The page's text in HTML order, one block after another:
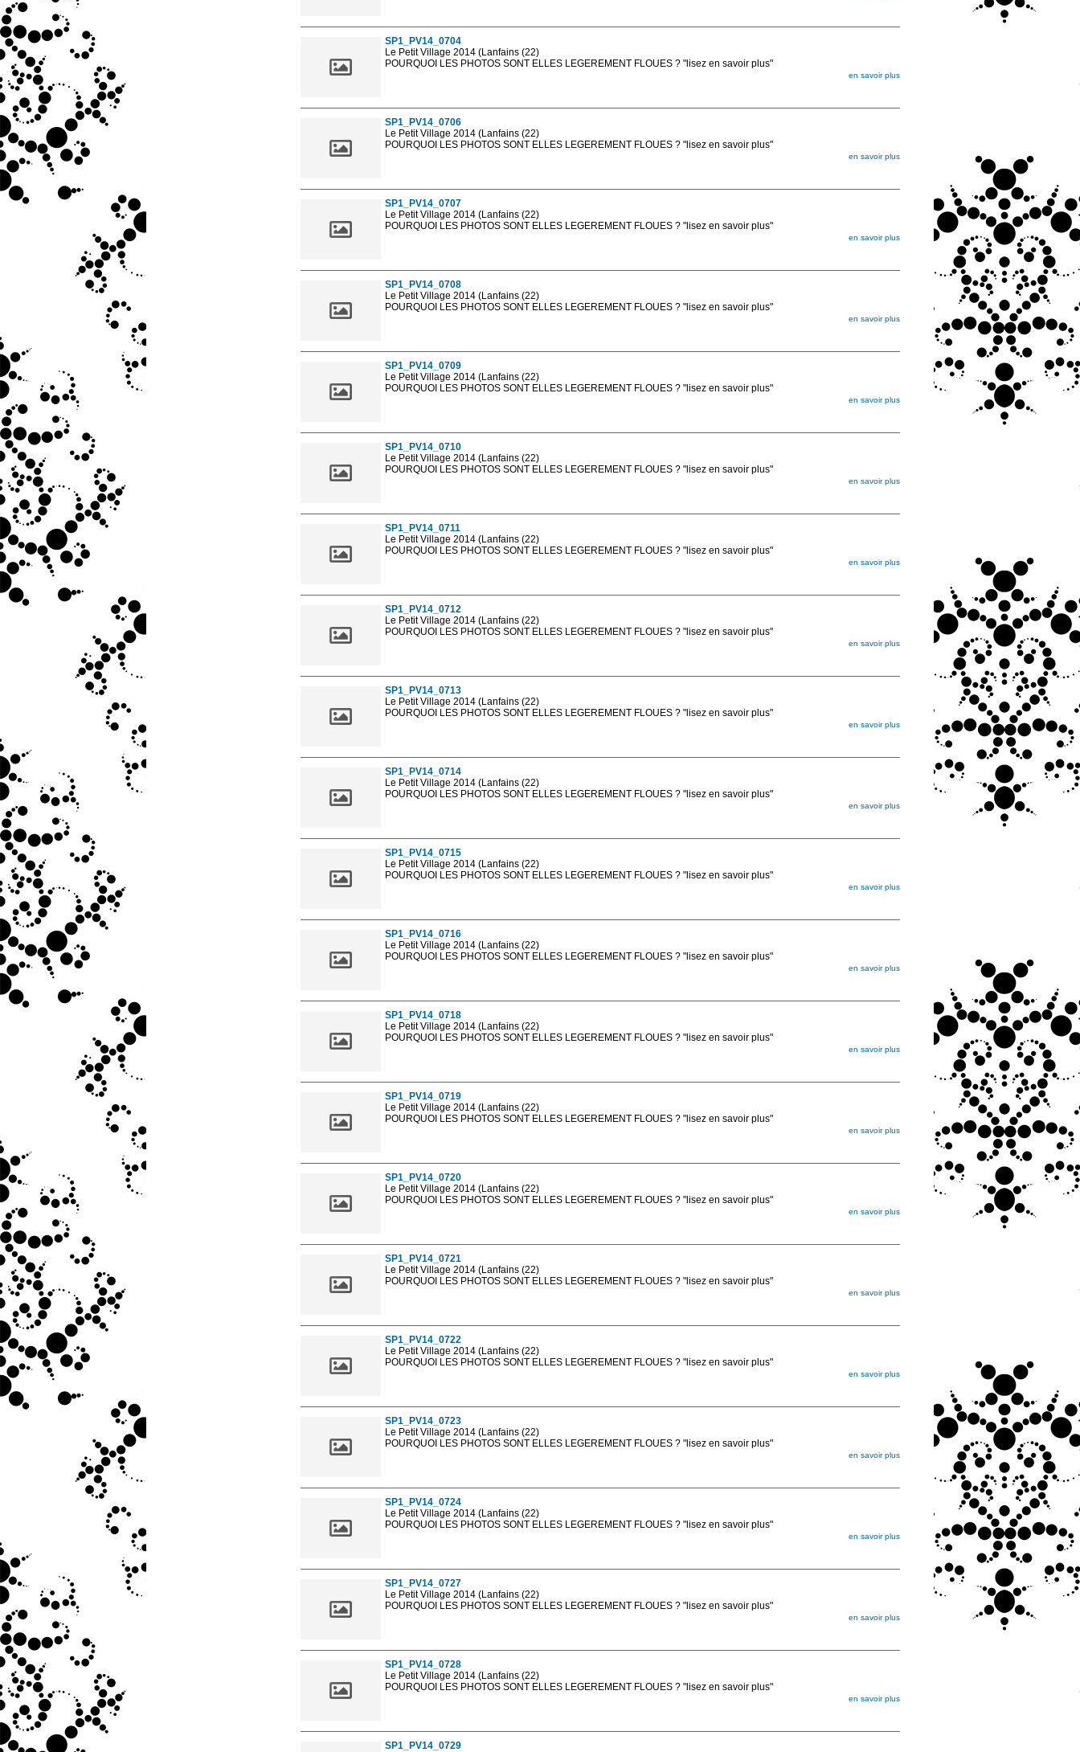
SP1_PV14_0704
Le Petit Village 2014 (Lanfains (22)
POURQUOI LES PHOTOS SONT ELLES LEGEREMENT FLOUES ? "lisez en savoir plus"
en savoir plus
SP1_PV14_0706
Le Petit Village 2014 (Lanfains (22)
POURQUOI LES PHOTOS SONT ELLES LEGEREMENT FLOUES ? "lisez en savoir plus"
en savoir plus
SP1_PV14_0707
Le Petit Village 2014 (Lanfains (22)
POURQUOI LES PHOTOS SONT ELLES LEGEREMENT FLOUES ? "lisez en savoir plus"
en savoir plus
SP1_PV14_0708
Le Petit Village 2014 (Lanfains (22)
POURQUOI LES PHOTOS SONT ELLES LEGEREMENT FLOUES ? "lisez en savoir plus"
en savoir plus
SP1_PV14_0709
Le Petit Village 2014 (Lanfains (22)
POURQUOI LES PHOTOS SONT ELLES LEGEREMENT FLOUES ? "lisez en savoir plus"
en savoir plus
SP1_PV14_0710
Le Petit Village 2014 (Lanfains (22)
POURQUOI LES PHOTOS SONT ELLES LEGEREMENT FLOUES ? "lisez en savoir plus"
en savoir plus
SP1_PV14_0711
Le Petit Village 2014 (Lanfains (22)
POURQUOI LES PHOTOS SONT ELLES LEGEREMENT FLOUES ? "lisez en savoir plus"
en savoir plus
SP1_PV14_0712
Le Petit Village 2014 (Lanfains (22)
POURQUOI LES PHOTOS SONT ELLES LEGEREMENT FLOUES ? "lisez en savoir plus"
en savoir plus
SP1_PV14_0713
Le Petit Village 2014 (Lanfains (22)
POURQUOI LES PHOTOS SONT ELLES LEGEREMENT FLOUES ? "lisez en savoir plus"
en savoir plus
SP1_PV14_0714
Le Petit Village 2014 (Lanfains (22)
POURQUOI LES PHOTOS SONT ELLES LEGEREMENT FLOUES ? "lisez en savoir plus"
en savoir plus
SP1_PV14_0715
Le Petit Village 2014 (Lanfains (22)
POURQUOI LES PHOTOS SONT ELLES LEGEREMENT FLOUES ? "lisez en savoir plus"
en savoir plus
SP1_PV14_0716
Le Petit Village 2014 (Lanfains (22)
POURQUOI LES PHOTOS SONT ELLES LEGEREMENT FLOUES ? "lisez en savoir plus"
en savoir plus
SP1_PV14_0718
Le Petit Village 2014 (Lanfains (22)
POURQUOI LES PHOTOS SONT ELLES LEGEREMENT FLOUES ? "lisez en savoir plus"
en savoir plus
SP1_PV14_0719
Le Petit Village 2014 (Lanfains (22)
POURQUOI LES PHOTOS SONT ELLES LEGEREMENT FLOUES ? "lisez en savoir plus"
en savoir plus
SP1_PV14_0720
Le Petit Village 2014 (Lanfains (22)
POURQUOI LES PHOTOS SONT ELLES LEGEREMENT FLOUES ? "lisez en savoir plus"
en savoir plus
SP1_PV14_0721
Le Petit Village 2014 (Lanfains (22)
POURQUOI LES PHOTOS SONT ELLES LEGEREMENT FLOUES ? "lisez en savoir plus"
en savoir plus
SP1_PV14_0722
Le Petit Village 2014 (Lanfains (22)
POURQUOI LES PHOTOS SONT ELLES LEGEREMENT FLOUES ? "lisez en savoir plus"
en savoir plus
SP1_PV14_0723
Le Petit Village 2014 (Lanfains (22)
POURQUOI LES PHOTOS SONT ELLES LEGEREMENT FLOUES ? "lisez en savoir plus"
en savoir plus
SP1_PV14_0724
Le Petit Village 2014 (Lanfains (22)
POURQUOI LES PHOTOS SONT ELLES LEGEREMENT FLOUES ? "lisez en savoir plus"
en savoir plus
SP1_PV14_0727
Le Petit Village 2014 (Lanfains (22)
POURQUOI LES PHOTOS SONT ELLES LEGEREMENT FLOUES ? "lisez en savoir plus"
en savoir plus
SP1_PV14_0728
Le Petit Village 2014 (Lanfains (22)
POURQUOI LES PHOTOS SONT ELLES LEGEREMENT FLOUES ? "lisez en savoir plus"
en savoir plus
SP1_PV14_0729